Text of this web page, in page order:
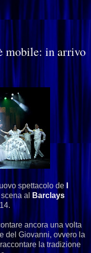
mobile: in arrivo
spettacolo de
al
Barclays
ancora una volta
del Giovanni, ovvero la
la tradizione